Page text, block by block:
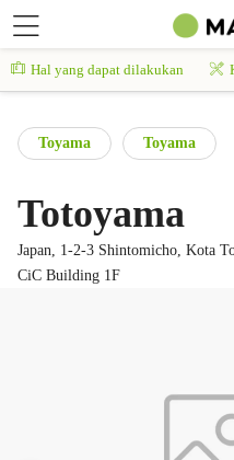
Hal yang dapat dilakukan
Toyama Toyama
Totoyama
Japan, 1-2-3 Shintomicho, Kota
CiC Building 1F